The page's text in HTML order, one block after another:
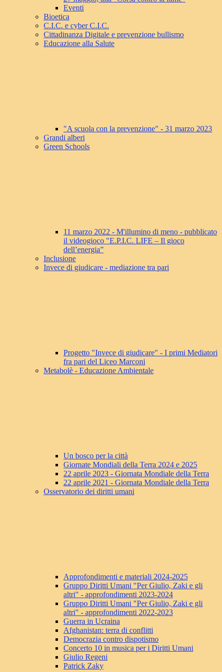
Eventi
Bioetica
C.I.C. e cyber C.I.C.
Cittadinanza Digitale e prevenzione bullismo
Educazione alla Salute
"A scuola con la prevenzione" - 31 marzo 2023
Grandi alberi
Green Schools
11 marzo 2022 - M'illumino di meno - pubblicato
il videogioco "E.P.I.C. LIFE – Il gioco
dell’energia”
Inclusione
Invece di giudicare - mediazione tra pari
Progetto "Invece di giudicare" - I primi Mediatori
fra pari del Liceo Marconi
Metabolè - Educazione Ambientale
Un bosco per la città
Giornate Mondiali della Terra 2024 e 2025
22 aprile 2023 - Giornata Mondiale della Terra
22 aprile 2021 - Giornata Mondiale della Terra
Osservatorio dei diritti umani
Approfondimenti e materiali 2024-2025
Gruppo Diritti Umani "Per Giulio, Zaki e gli
altri" - approfondimenti 2023-2024
Gruppo Diritti Umani "Per Giulio, Zaki e gli
altri" - approfondimenti 2022-2023
Guerra in Ucraina
Afghanistan: terra di conflitti
Democrazia contro dispotismo
Concerto 10 in musica per i Diritti Umani
Giulio Regeni
Patrick Zaky